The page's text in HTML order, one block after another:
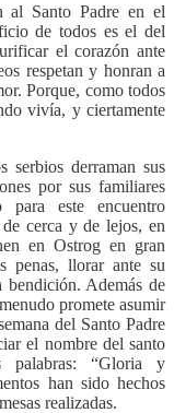
al Santo Padre en el
de todos es el del
el corazón ante
respetan y honran a
Porque, como todos
vivía, y ciertamente
serbios derraman sus
por sus familiares
para este encuentro
cerca y de lejos, en
en Ostrog en gran
penas, llorar ante su
bendición. Además de
promete asumir
del Santo Padre
el nombre del santo
palabras: “Gloria y
han sido hechos
realizadas.